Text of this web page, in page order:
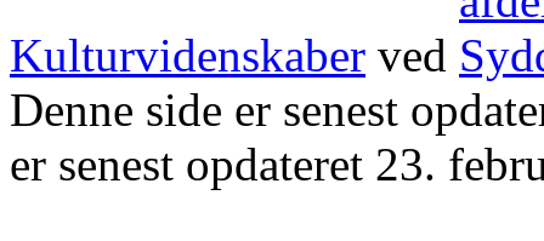
Kulturvidenskaber ved
Denne side er senest
er senest opdateret 23.